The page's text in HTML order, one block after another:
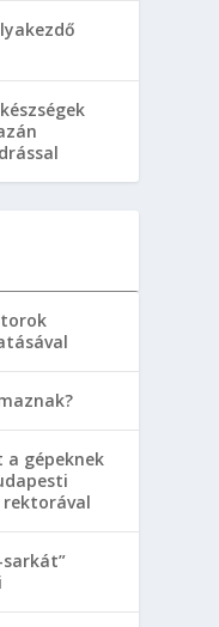
a gépeknek
rektorával